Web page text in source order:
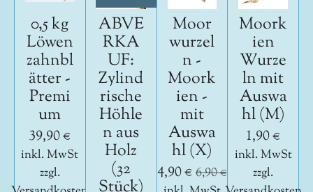
0,5 kg
Löwen
zahnbl
ätter -
Premi
um
39,90 €
inkl. MwSt
zzgl.
ABVE
RKA
UF:
Zylind
rische
Höhle
n aus
Holz
(32
Moor
wurzel
n -
Moork
ien -
mit
Auswa
hl (X)
4,90 € 6,90 €
Moork
ien
Wurze
ln mit
Auswa
hl (M)
1,90 €
inkl. MwSt
zzgl.